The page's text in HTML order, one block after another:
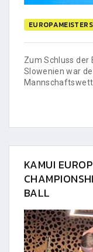
Zum Schluss
Slowenien war
KAMUI
BALL